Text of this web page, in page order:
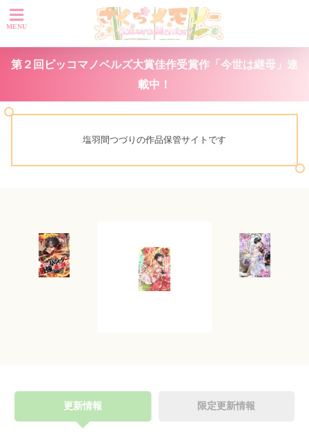
第２回ピッコマノベルズ大賞佳作受賞作「今世は継母」連
載中！
塩羽間つづりの作品保管サイトです
更新情報 限定更新情報